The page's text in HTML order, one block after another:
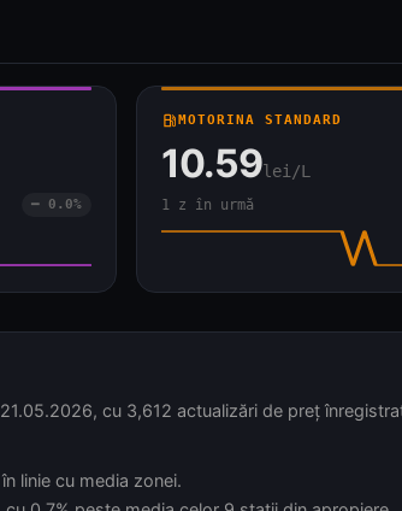
━ 0.0%
local_gas_stationMOTORINA STANDARD
10.59lei/L
1 z în urmă
cu 3,612 actualizări de preț
linie cu media zonei.